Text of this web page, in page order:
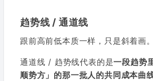
趋势线 / 通道线
跟前高前低本质一样，只是斜着画。
通道线 / 趋势线代表的是一段趋势
顺势方」的那一批人的共同成本曲